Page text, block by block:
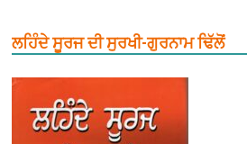
ਲਹਿੰਦੇ ਸੂਰਜ ਦੀ ਸੁਰਖੀ-ਗੁਰਨਾਮ ਢਿੱਲੋਂ